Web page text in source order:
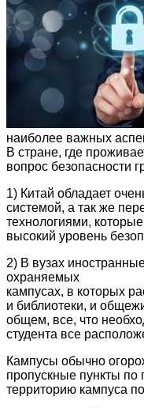
наиболее важных
В стране, где
вопрос безопасности
1) Китай обладает
системой, а так же
технологиями,
высокий уровень
2) В вузах
охраняемых
кампусах, в которых
и библиотеки, и
общем, все, что
студента все
Кампусы обычно
пропускные пункты по
территорию кампуса